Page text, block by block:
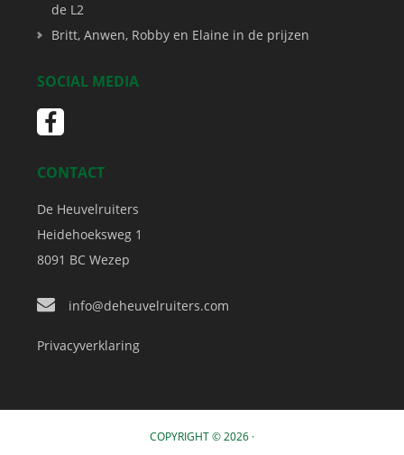
de L2
Britt, Anwen, Robby en Elaine in de prijzen
SOCIAL MEDIA
CONTACT
De Heuvelruiters
Heidehoeksweg 1
8091 BC Wezep
info@deheuvelruiters.com
Privacyverklaring
COPYRIGHT © 2026 ·